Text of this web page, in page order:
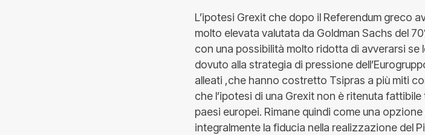
L’ipotesi Grexit che dopo il Referendum greco
molto elevata valutata da Goldman Sachs del
con una possibilità molto ridotta di avverarsi se
dovuto alla strategia di pressione
alleati ,che hanno costretto Tsipras a più miti
che l’ipotesi di una Grexit non è ritenuta
paesi europei. Rimane quindi come una
integralmente la fiducia nella realizzazione del